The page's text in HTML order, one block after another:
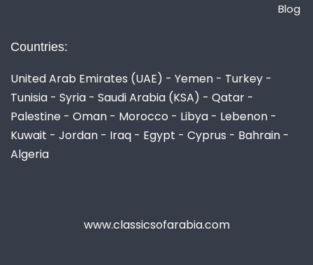
Blog
Countries:
United Arab Emirates (UAE) - Yemen - Turkey -
Tunisia - Syria - Saudi Arabia (KSA) - Qatar -
Palestine - Oman - Morocco - Libya - Lebenon -
Kuwait - Jordan - Iraq - Egypt - Cyprus - Bahrain -
Algeria
www.classicsofarabia.com